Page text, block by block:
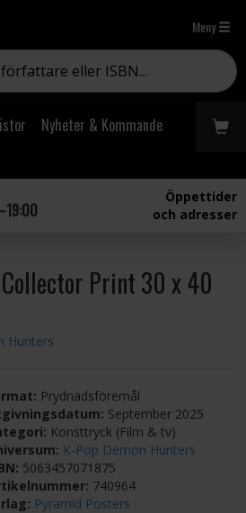
Meny
Nyheter & Kommande
Öppettider
och adresser
Print 30 x 40
Hunters
Prydnadsföremål
September 2025
Konsttryck (Film & tv)
K-Pop Demon Hunters
5063457071875
740964
Pyramid Posters